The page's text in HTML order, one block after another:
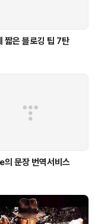
짧은 블로깅 팁 7탄
문장 번역서비스